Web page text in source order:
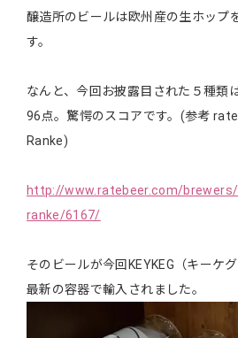
醸造所のビールは欧州産の生ホップ
す。
なんと、今回お披露目された５種類
96点。驚愕のスコアです。(参考
Ranke)
http://www.ratebeer.com/
ranke/6167/
そのビールが今回KEYKEG（キーケ
最新の容器で輸入されました。